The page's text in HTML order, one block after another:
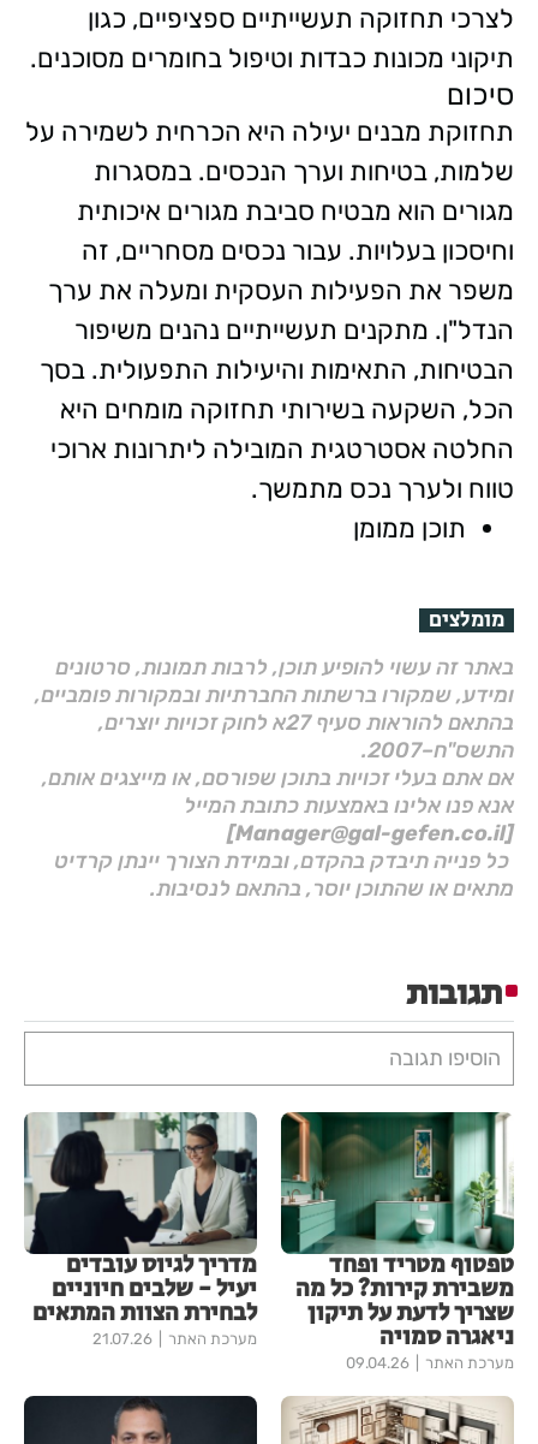
לצרכי תחזוקה תעשייתיים ספציפיים, כגון
תיקוני מכונות כבדות וטיפול בחומרים מסוכנים.
סיכום
תחזוקת מבנים יעילה היא הכרחית לשמירה על
שלמות, בטיחות וערך הנכסים. במסגרות
מגורים הוא מבטיח סביבת מגורים איכותית
וחיסכון בעלויות. עבור נכסים מסחריים, זה
משפר את הפעילות העסקית ומעלה את ערך
הנדל"ן. מתקנים תעשייתיים נהנים משיפור
הבטיחות, התאימות והיעילות התפעולית. בסך
הכל, השקעה בשירותי תחזוקה מומחים היא
החלטה אסטרטגית המובילה ליתרונות ארוכי
טווח ולערך נכס מתמשך.
תוכן ממומן
מומלצים
באתר זה עשוי להופיע תוכן, לרבות תמונות, סרטונים
ומידע, שמקורו ברשתות החברתיות ובמקורות פומביים,
בהתאם להוראות סעיף 27א לחוק זכויות יוצרים,
התשס"ח–2007.
אם אתם בעלי זכויות בתוכן שפורסם, או מייצגים אותם,
אנא פנו אלינו באמצעות כתובת המייל
[Manager@gal-gefen.co.il]
כל פנייה תיבדק בהקדם, ובמידת הצורך יינתן קרדיט
מתאים או שהתוכן יוסר, בהתאם לנסיבות.
תגובות
הוסיפו תגובה
טפטוף מטריד ופחד
משבירת קירות? כל מה
שצריך לדעת על תיקון
ניאגרה סמויה
מערכת האתר 09.04.26
מדריך לגיוס עובדים
יעיל - שלבים חיוניים
לבחירת הצוות המתאים
מערכת האתר 21.07.26